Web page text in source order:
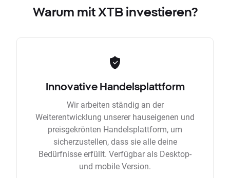
Warum mit XTB investieren?
Innovative Handelsplattform
Wir arbeiten ständig an der
Weiterentwicklung unserer hauseigenen und
preisgekrönten Handelsplattform, um
sicherzustellen, dass sie alle deine
Bedürfnisse erfüllt. Verfügbar als Desktop-
und mobile Version.